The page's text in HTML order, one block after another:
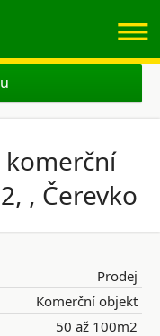
≡
, Čerevko
Prodej
Komerční objekt
50 až 100m2